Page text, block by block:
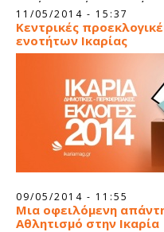
οποία αγνοεί ο
σύμβουλος της ΙΚΑ.ΡΙ.Α.
πρωτοβουλιών και των
αν κανείς έχει μεγάλη
11/05/2014 - 15:37
Κεντρικές
ενοτήτων Ικαρίας
09/05/2014 - 11:55
Μια οφειλόμενη
Αθλητισμό στην Ικαρία